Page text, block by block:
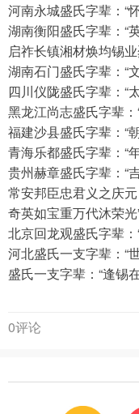
河南永城盛氏字辈：“
湖南衡阳盛氏字辈：“
启祚长镇湘材焕均锡业
湖南石门盛氏字辈：“
四川仪陇盛氏字辈：“
黑龙江尚志盛氏字辈：
福建沙县盛氏字辈：“
青海乐都盛氏字辈：“
贵州赫章盛氏字辈：“
常安邦臣忠君义之庆
奇英如宝重万代沐荣光”
北京回龙观盛氏字辈：
河北盛氏一支字辈：“
盛氏一支字辈：“逢锡
0评论